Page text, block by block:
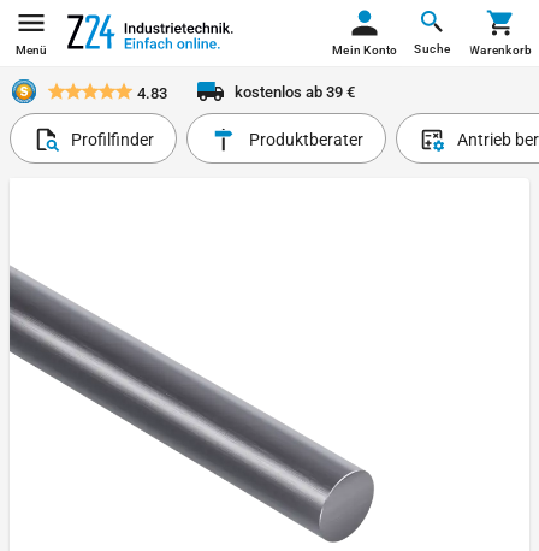
Menü Suche
Mein Konto Warenkorb
4.83 kostenlos ab 39 €
Profilfinder Produktberater Antrieb